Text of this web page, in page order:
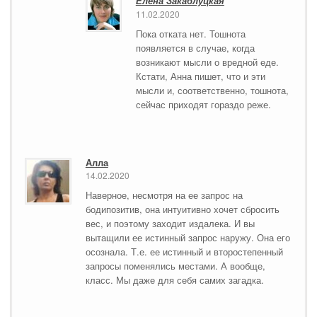
11.02.2020
Пока отката нет. Тошнота
появляется в случае, когда
возникают мысли о вредной еде.
Кстати, Анна пишет, что и эти
мысли и, соответственно, тошнота,
сейчас приходят гораздо реже.
Алла
14.02.2020
Наверное, несмотря на ее запрос на
бодипозитив, она интуитивно хочет сбросить
вес, и поэтому заходит издалека. И вы
вытащили ее истинный запрос наружу. Она его
осознала. Т.е. ее истинный и второстепенный
запросы поменялись местами. А вообще,
класс. Мы даже для себя самих загадка.